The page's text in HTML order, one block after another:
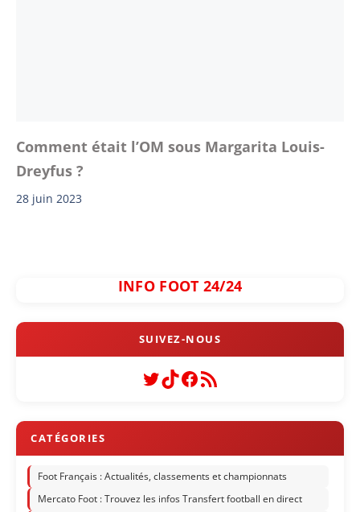
Comment était l’OM sous Margarita Louis-
Dreyfus ?
28 juin 2023
INFO FOOT 24/24
Twitter
TikTok
Facebook
Flux RSS
Foot Français : Actualités, classements et championnats
Mercato Foot : Trouvez les infos Transfert football en direct